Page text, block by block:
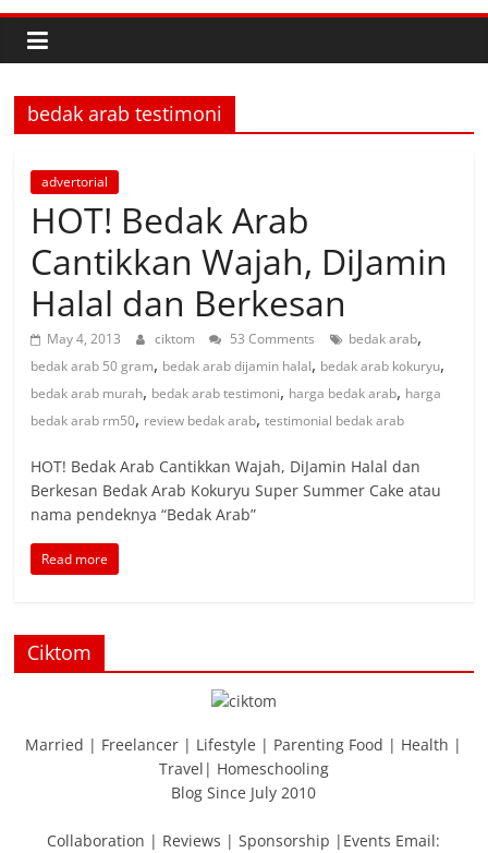
bedak arab testimoni
advertorial
HOT! Bedak Arab
Cantikkan Wajah, DiJamin
Halal dan Berkesan
May 4, 2013 ciktom 53 Comments bedak arab,
bedak arab 50 gram, bedak arab dijamin halal, bedak arab kokuryu,
bedak arab murah, bedak arab testimoni, harga bedak arab, harga
bedak arab rm50, review bedak arab,testimonial bedak arab
HOT! Bedak Arab Cantikkan Wajah, DiJamin Halal dan
Berkesan Bedak Arab Kokuryu Super Summer Cake atau
nama pendeknya “Bedak Arab”
Read more
Ciktom
Married | Freelancer | Lifestyle | Parenting Food | Health |
Travel| Homeschooling
Blog Since July 2010
Collaboration | Reviews | Sponsorship |Events Email: